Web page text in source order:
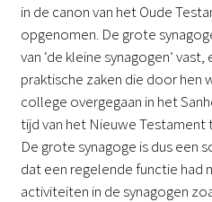
in de canon van het Oude
opgenomen. De grote
van ‘de kleine synagogen’
praktische zaken die door hen
college overgegaan in het
tijd van het Nieuwe Testament
De grote synagoge is dus een
dat een regelende functie had
activiteiten in de synagogen